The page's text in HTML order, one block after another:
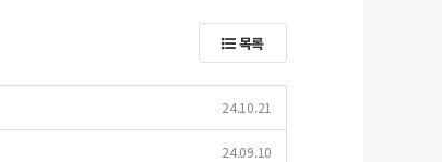
목록
24.10.21
24.09.10